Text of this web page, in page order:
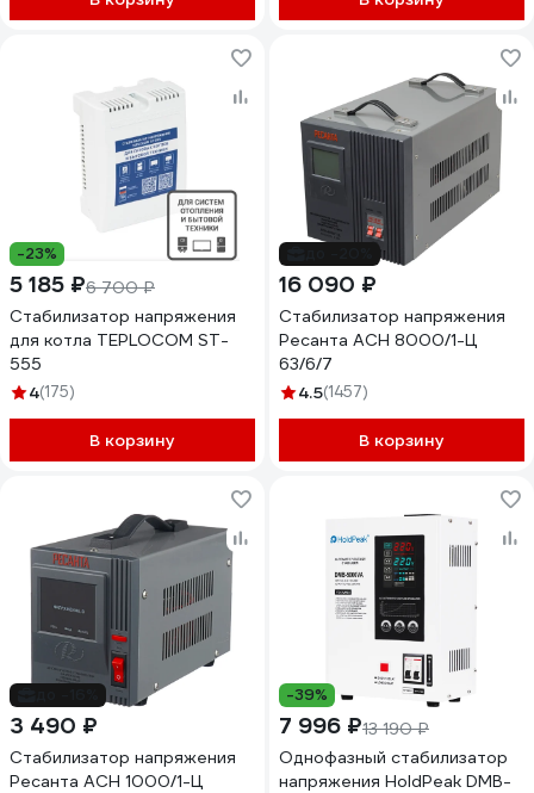
-23%
5 185 ₽6 700 ₽
Стабилизатор напряжения
для котла TEPLOCOM ST-
555
4(175)
В корзину
16 090 ₽
Стабилизатор напряжения
Ресанта АСН 8000/1-Ц
63/6/7
4.5(1457)
В корзину
3 490 ₽
Стабилизатор напряжения
Ресанта АСН 1000/1-Ц
-39%
7 996 ₽13 190 ₽
Однофазный стабилизатор
напряжения HoldPeak DMB-